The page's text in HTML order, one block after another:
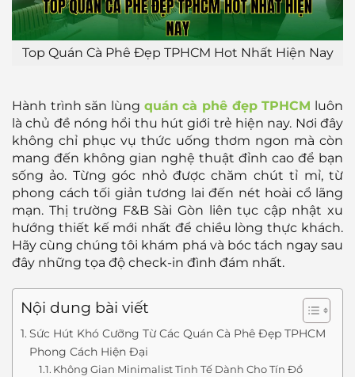
Top Quán Cà Phê Đẹp TPHCM Hot Nhất Hiện Nay
Hành trình săn lùng quán cà phê đẹp TPHCM luôn
là chủ đề nóng hổi thu hút giới trẻ hiện nay. Nơi đây
không chỉ phục vụ thức uống thơm ngon mà còn
mang đến không gian nghệ thuật đỉnh cao để bạn
sống ảo. Từng góc nhỏ được chăm chút tỉ mỉ, từ
phong cách tối giản tương lai đến nét hoài cổ lãng
mạn. Thị trường F&B Sài Gòn liên tục cập nhật xu
hướng thiết kế mới nhất để chiều lòng thực khách.
Hãy cùng chúng tôi khám phá và bóc tách ngay sau
đây những tọa độ check-in đình đám nhất.
Nội dung bài viết
Sức Hút Khó Cưỡng Từ Các Quán Cà Phê Đẹp TPHCM
Phong Cách Hiện Đại
Không Gian Minimalist Tinh Tế Dành Cho Tín Đồ